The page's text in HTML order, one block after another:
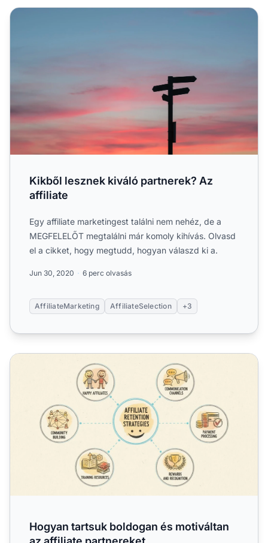
Kikből lesznek kiváló partnerek? Az affiliate
Kikből lesznek kiváló partnerek? Az
affiliate
Egy affiliate marketingest találni nem nehéz, de a
MEGFELELŐT megtalálni már komoly kihívás. Olvasd
el a cikket, hogy megtudd, hogyan válaszd ki a.
Jun 30, 2020 6 perc olvasás
AffiliateMarketing AffiliateSelection +3
Hogyan tartsuk boldogan és motiváltan az affiliate
Hogyan tartsuk boldogan és motiváltan